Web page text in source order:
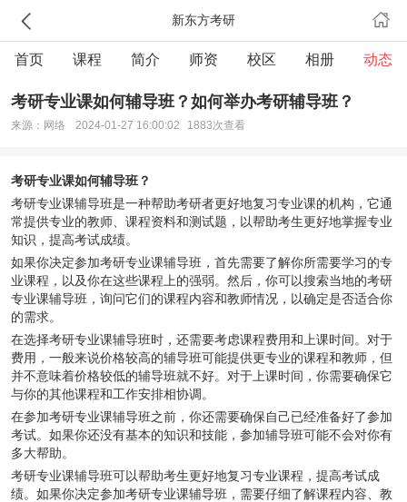
新东方考研
首页 课程 简介 师资 校区 相册 动态
考研专业课如何辅导班？如何举办考研辅导班？
来源：网络 2024-01-27 16:00:02 1883次查看
考研专业课如何辅导班？
考研专业课辅导班是一种帮助考研者更好地复习专业课的机构，它通
常提供专业的教师、课程资料和测试题，以帮助考生更好地掌握专业
知识，提高考试成绩。
如果你决定参加考研专业课辅导班，首先需要了解你所需要学习的专
业课程，以及你在这些课程上的强弱。然后，你可以搜索当地的考研
专业课辅导班，询问它们的课程内容和教师情况，以确定是否适合你
的需求。
在选择考研专业课辅导班时，还需要考虑课程费用和上课时间。对于
费用，一般来说价格较高的辅导班可能提供更专业的课程和教师，但
并不意味着价格较低的辅导班就不好。对于上课时间，你需要确保它
与你的其他课程和工作安排相协调。
在参加考研专业课辅导班之前，你还需要确保自己已经准备好了参加
考试。如果你还没有基本的知识和技能，参加辅导班可能不会对你有
多大帮助。
考研专业课辅导班可以帮助考生更好地复习专业课程，提高考试成
绩。如果你决定参加考研专业课辅导班，需要仔细了解课程内容、教